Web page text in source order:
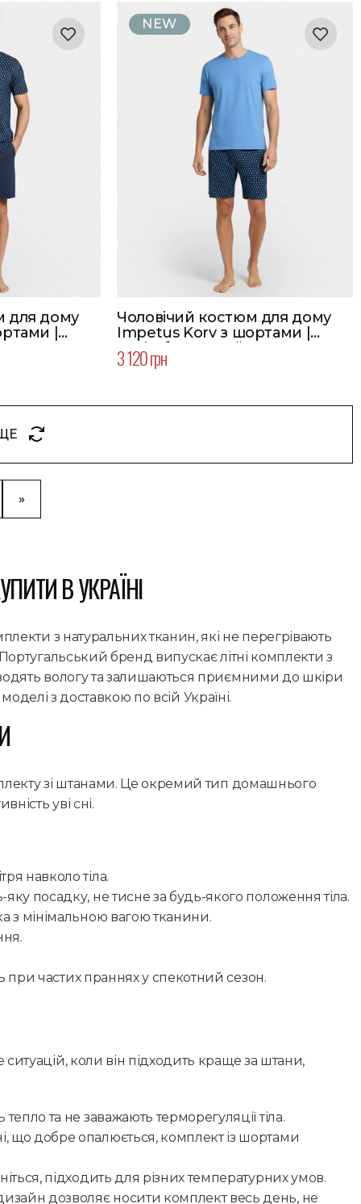
для дому
|
NEW
Чоловічий костюм для дому
Impetus Korv з шортами |
Колір блакитний
3 120 грн
»
В УКРАЇНІ
з натуральних тканин, які не перегрівають
бренд випускає літні комплекти з
вологу та залишаються приємними до шкіри
з доставкою по всій Україні.
зі штанами. Це окремий тип домашнього
уві сні.
навколо тіла.
посадку, не тисне за будь-якого положення тіла.
з мінімальною вагою тканини.
при частих праннях у спекотний сезон.
коли він підходить краще за штани,
та не заважають терморегуляції тіла.
що добре опалюється, комплект із шортами
підходить для різних температурних умов.
дозволяє носити комплект весь день, не